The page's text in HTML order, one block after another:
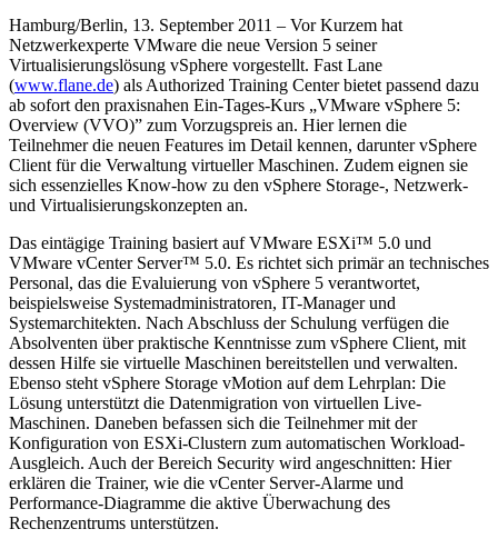
Hamburg/Berlin, 13. September 2011 – Vor Kurzem hat
Netzwerkexperte VMware die neue Version 5 seiner
Virtualisierungslösung vSphere vorgestellt. Fast Lane
(www.flane.de) als Authorized Training Center bietet passend dazu
ab sofort den praxisnahen Ein-Tages-Kurs „VMware vSphere 5:
Overview (VVO)” zum Vorzugspreis an. Hier lernen die
Teilnehmer die neuen Features im Detail kennen, darunter vSphere
Client für die Verwaltung virtueller Maschinen. Zudem eignen sie
sich essenzielles Know-how zu den vSphere Storage-, Netzwerk-
und Virtualisierungskonzepten an.
Das eintägige Training basiert auf VMware ESXi™ 5.0 und
VMware vCenter Server™ 5.0. Es richtet sich primär an technisches
Personal, das die Evaluierung von vSphere 5 verantwortet,
beispielsweise Systemadministratoren, IT-Manager und
Systemarchitekten. Nach Abschluss der Schulung verfügen die
Absolventen über praktische Kenntnisse zum vSphere Client, mit
dessen Hilfe sie virtuelle Maschinen bereitstellen und verwalten.
Ebenso steht vSphere Storage vMotion auf dem Lehrplan: Die
Lösung unterstützt die Datenmigration von virtuellen Live-
Maschinen. Daneben befassen sich die Teilnehmer mit der
Konfiguration von ESXi-Clustern zum automatischen Workload-
Ausgleich. Auch der Bereich Security wird angeschnitten: Hier
erklären die Trainer, wie die vCenter Server-Alarme und
Performance-Diagramme die aktive Überwachung des
Rechenzentrums unterstützen.